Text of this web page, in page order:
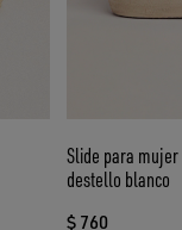
Slide para
destello blanco
$ 760